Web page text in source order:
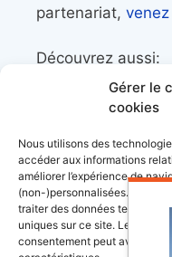
Gérer le
cookies
Nous utilisons des
accéder aux informations
améliorer l’expérience de
(non-)personnalisées.
traiter des données telles
uniques sur ce site. Le fait de
consentement peut avoir un
partenariat, venez
Découvrez aussi:
Côtes&Mers, le
le trek et le raid
BoatingAds, le
européen